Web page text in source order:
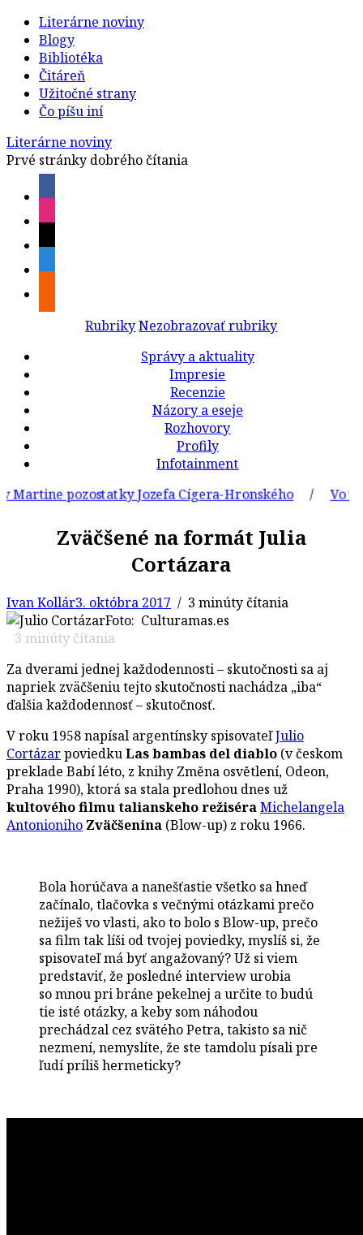
Literárne noviny
Blogy
Bibliotéka
Čitáreň
Užitočné strany
Čo píšu iní
Literárne noviny
Prvé stránky dobrého čítania
Rubriky Nezobrazovať rubriky
Správy a aktuality
Impresie
Recenzie
Názory a eseje
Rozhovory
Profily
Infotainment
pozostatky Jozefa Cígera-Hronského/ Vo veku
Zväčšené na formát Julia
Cortázara
Ivan Kollár3. októbra 2017 / 3 minúty čítania
Foto: Culturamas.es
3 minúty čítania
Za dverami jednej každodennosti – skutočnosti sa aj
napriek zväčšeniu tejto skutočnosti nachádza „iba“
ďalšia každodennosť – skutočnosť.
V roku 1958 napísal argentínsky spisovateľJulio
CortázarpoviedkuLas bambas del diablo (v českom
preklade Babí léto, z knihy Změna osvětlení, Odeon,
Praha 1990), ktorá sa stala predlohou dnes už
kultového filmu talianskeho režiséraMichelangela
Antonioniho Zväčšenina (Blow-up) z roku 1966.
Bola horúčava a nanešťastie všetko sa hneď
začínalo, tlačovka s večnými otázkami prečo
nežiješ vo vlasti, ako to bolo s Blow-up, prečo
sa film tak líši od tvojej poviedky, myslíš si, že
spisovateľ má byť angažovaný? Už si viem
predstaviť, že posledné interview urobia
so mnou pri bráne pekelnej a určite to budú
tie isté otázky, a keby som náhodou
prechádzal cez svätého Petra, takisto sa nič
nezmení, nemyslíte, že ste tamdolu písali pre
ľudí príliš hermeticky?